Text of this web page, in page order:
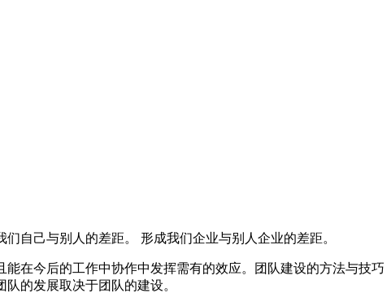
自己与别人的差距。 形成我们企业与别人企业的差距。
在今后的工作中协作中发挥需有的效应。团队建设的方法与技巧
的发展取决于团队的建设。